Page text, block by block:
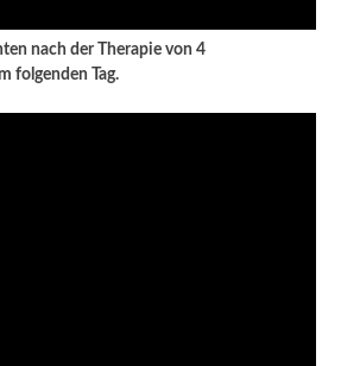
nach der Therapie von 4
folgenden Tag.